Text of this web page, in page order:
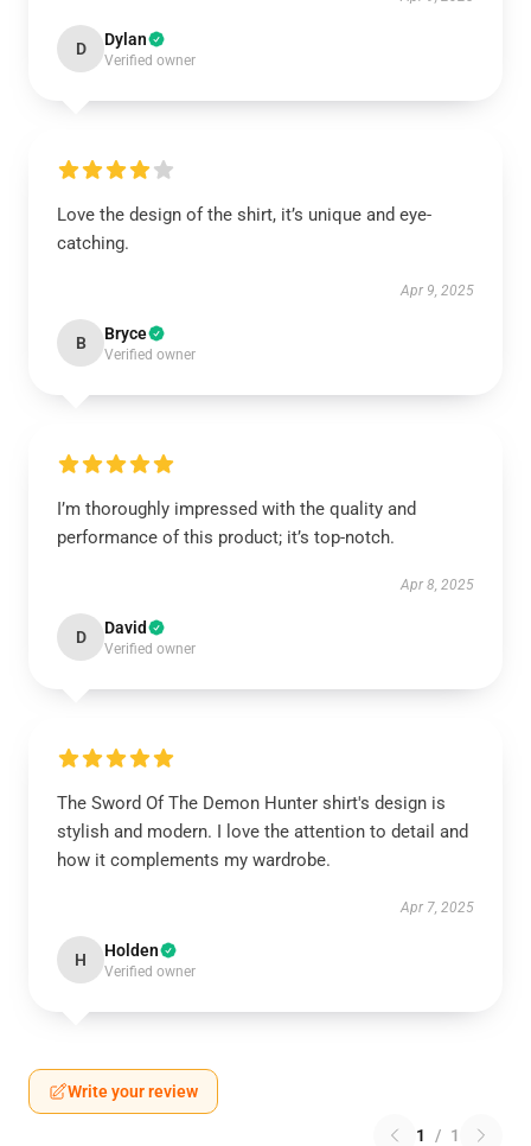
D Dylan
Verified owner
Love the design of the shirt, it’s unique and eye-
catching.
Apr 9, 2025
B Bryce
Verified owner
I’m thoroughly impressed with the quality and
performance of this product; it’s top-notch.
Apr 8, 2025
D David
Verified owner
The Sword Of The Demon Hunter shirt's design is
stylish and modern. I love the attention to detail and
how it complements my wardrobe.
Apr 7, 2025
H Holden
Verified owner
Write your review
1 / 1